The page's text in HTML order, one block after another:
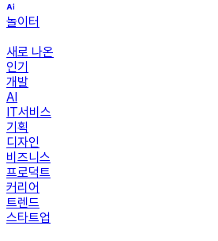
놀이터
새로 나온
인기
개발
AI
IT서비스
기획
디자인
비즈니스
프로덕트
커리어
트렌드
스타트업